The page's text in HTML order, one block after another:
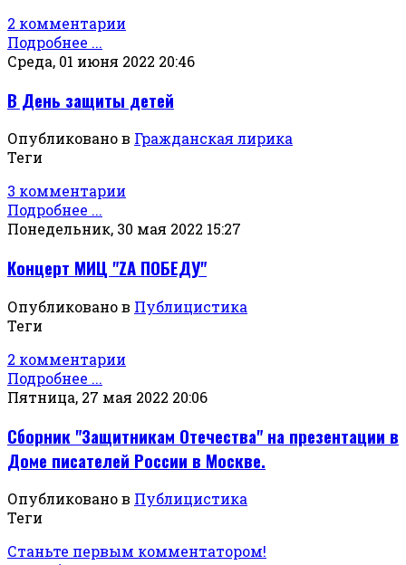
2 комментарии
Подробнее ...
Среда, 01 июня 2022 20:46
В День защиты детей
Опубликовано в Гражданская лирика
Теги
3 комментарии
Подробнее ...
Понедельник, 30 мая 2022 15:27
Концерт МИЦ "ZА ПОБЕДУ"
Опубликовано в Публицистика
Теги
2 комментарии
Подробнее ...
Пятница, 27 мая 2022 20:06
Сборник "Защитникам Отечества" на презентации в
Доме писателей России в Москве.
Опубликовано в Публицистика
Теги
Станьте первым комментатором!